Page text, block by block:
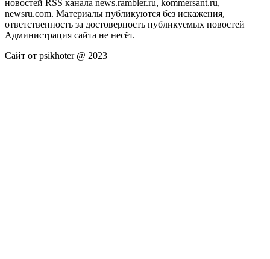
новостей RSS канала news.rambler.ru, kommersant.ru,
newsru.com. Материалы публикуются без искажения,
ответственность за достоверность публикуемых новостей
Администрация сайта не несёт.
Сайт от psikhoter @ 2023